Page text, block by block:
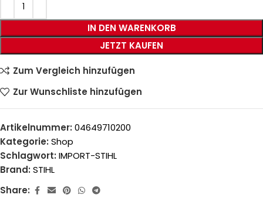
IN DEN WARENKORB
JETZT KAUFEN
Zum Vergleich hinzufügen
Zur Wunschliste hinzufügen
Artikelnummer: 04649710200
Kategorie: Shop
Schlagwort: IMPORT-STIHL
Brand: STIHL
Share: